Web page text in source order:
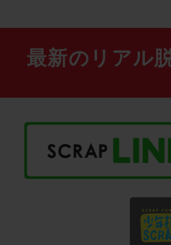
最新のリアル